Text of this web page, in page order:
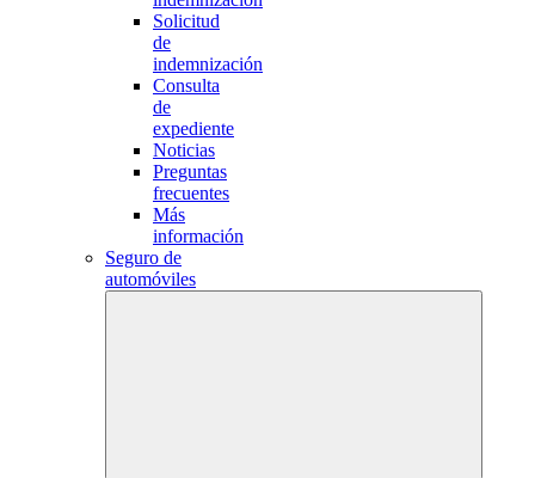
Solicitud
de
indemnización
Consulta
de
expediente
Noticias
Preguntas
frecuentes
Más
información
Seguro de
automóviles